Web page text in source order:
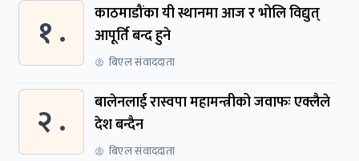
१ .
काठमाडौंका यी स्थानमा आज र भोलि विद्युत्
आपूर्ति बन्द हुने
बिएल संवाददाता
२ .
बालेनलाई रास्वपा महामन्त्रीको जवाफः एक्लैले
देश बन्दैन
बिएल संवाददाता